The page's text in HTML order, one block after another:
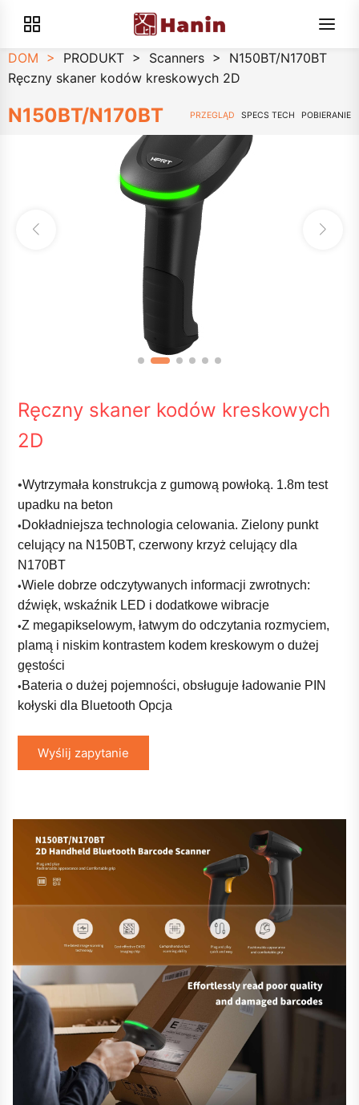
DOM > PRODUKT > Scanners >
N150BT/N170BT
Ręczny skaner kodów kreskowych 2D
N150BT/N170BT PRZEGLĄD SPECS TECH POBIERANIE
Ręczny skaner kodów kreskowych
2D
•Wytrzymała konstrukcja z gumową powłoką. 1.8m test
upadku na beton
• Dokładniejsza technologia celowania. Zielony punkt
celujący na N150BT, czerwony krzyż celujący dla
N170BT
•Wiele dobrze odczytywanych informacji zwrotnych:
dźwięk, wskaźnik LED i dodatkowe wibracje
•Z megapikselowym, łatwym do odczytania rozmyciem,
plamą i niskim kontrastem kodem kreskowym o dużej
gęstości
• Bateria o dużej pojemności, obsługuje ładowanie PIN
kołyski dla Bluetooth Opcja
Wyślij zapytanie